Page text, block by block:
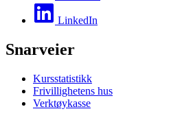
LinkedIn
Snarveier
Kursstatistikk
Frivillighetens hus
Verktøykasse